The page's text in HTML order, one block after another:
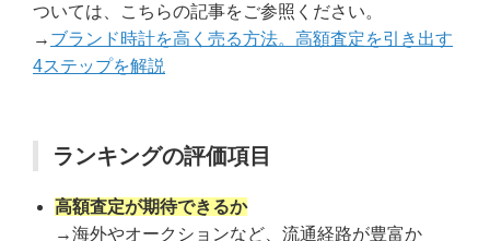
ついては、こちらの記事をご参照ください。
→ ブランド時計を高く売る方法。高額査定を引き出す
4ステップを解説
ランキングの評価項目
高額査定が期待できるか
→海外やオークションなど、流通経路が豊富か